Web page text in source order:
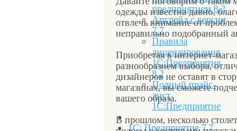
предприятием 8.2
Апгрейд с версии
7.7
Правила
лицензирования
1С:Предприятие
8.2
Полный прайс-
лист
1С:Предприятие
1С: Предприятие 7.7
одежды известна давно,
отвлечь внимание от
неправильно подобранный
Приобретая в интернет-
разнообразием выбора,
дизайнеров не оставят в
магазинах, вы сможете
вашего образа.
В прошлом, несколько